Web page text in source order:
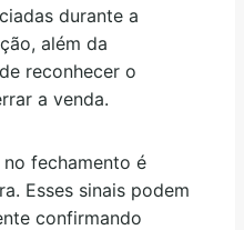
durante a
além da
reconhecer o
a venda.
fechamento é
Esses sinais podem
confirmando